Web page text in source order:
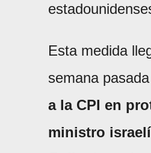
Esta medida
semana
a la CPI en
ministro